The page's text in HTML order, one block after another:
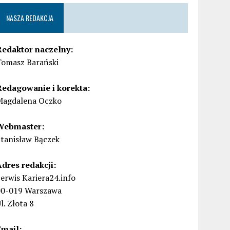
NASZA REDAKCJA
naczelny:
Barański
i korekta:
Oczko
Bączek
redakcji:
Kariera24.info
019 Warszawa
Złota 8